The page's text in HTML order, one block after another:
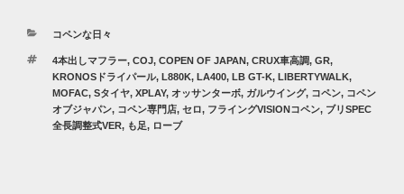
カ
ゴ
リ
ー
コペンな日々
タ
グ
4本出しマフラー, COJ, COPEN OF JAPAN, CRUX車高調, GR,
KRONOSドライパール, L880K, LA400, LB GT-K, LIBERTYWALK,
MOFAC, Sタイヤ, XPLAY, オッサンターボ, ガルウイング, コペン, コペン
オブジャパン, コペン専門店, セロ, フライングVISIONコペン, ブリSPEC
全長調整式VER, も足, ローブ